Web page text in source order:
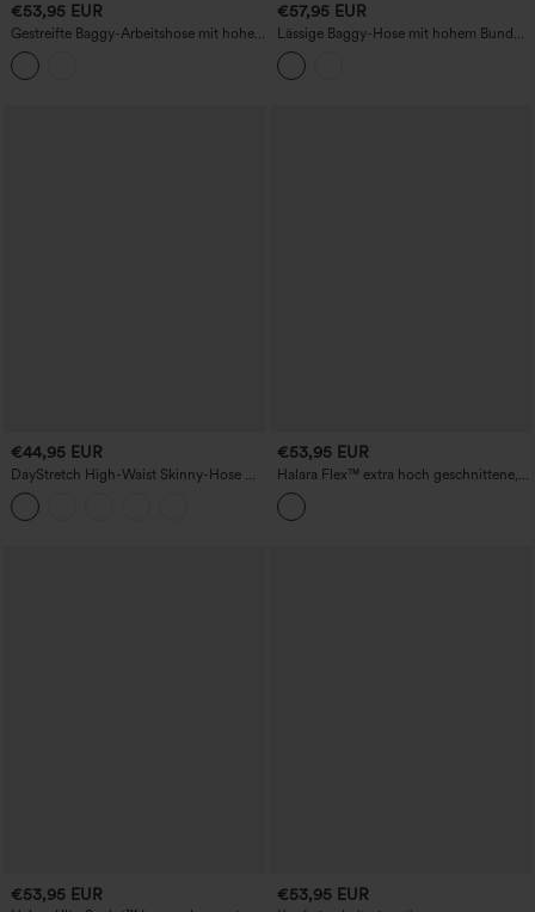
€53,95 EUR
Gestreifte Baggy-Arbeitshose mit hoher
Taille und Taschen
€57,95 EUR
Lässige Baggy-Hose mit hohem Bund
und Taschen
€44,95 EUR
DayStretch High-Waist Skinny-Hose mit
dekorativen Taschen, knöchellang,
lässig
€53,95 EUR
Halara Flex™ extra hoch geschnittene,
plissierte Crepe-Businesshose mit
Taschen und weitem Bein
€53,95 EUR €53,95 EUR